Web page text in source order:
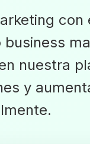
con
nuestra
y